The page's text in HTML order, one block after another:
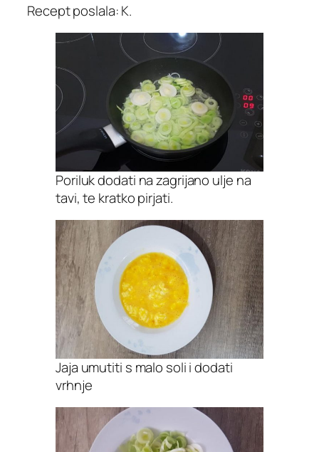
Recept poslala: K.
Poriluk dodati na zagrijano ulje na
tavi, te kratko pirjati.
Jaja umutiti s malo soli i dodati
vrhnje